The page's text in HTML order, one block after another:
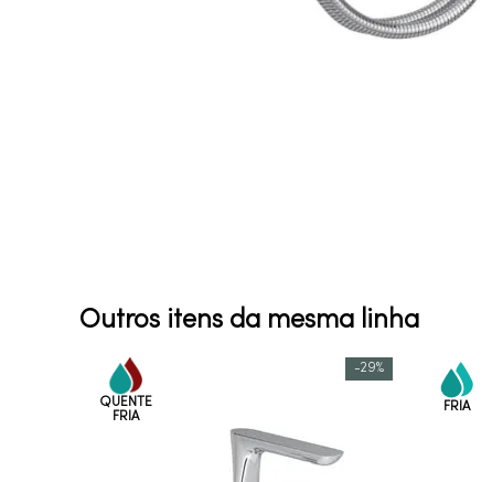
Outros itens da mesma linha
-29%